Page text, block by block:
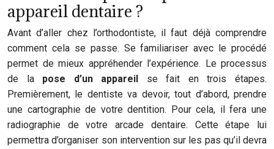
appareil dentaire ?
Avant d’aller chez l’orthodontiste, il faut déjà comprendre
comment cela se passe. Se familiariser avec le procédé
permet de mieux appréhender l’expérience. Le processus
de la pose d’un appareil se fait en trois étapes.
Premièrement, le dentiste va devoir, tout d’abord, prendre
une cartographie de votre dentition. Pour cela, il fera une
radiographie de votre arcade dentaire. Cette étape lui
permettra d’organiser son intervention sur les pas qu’il devra